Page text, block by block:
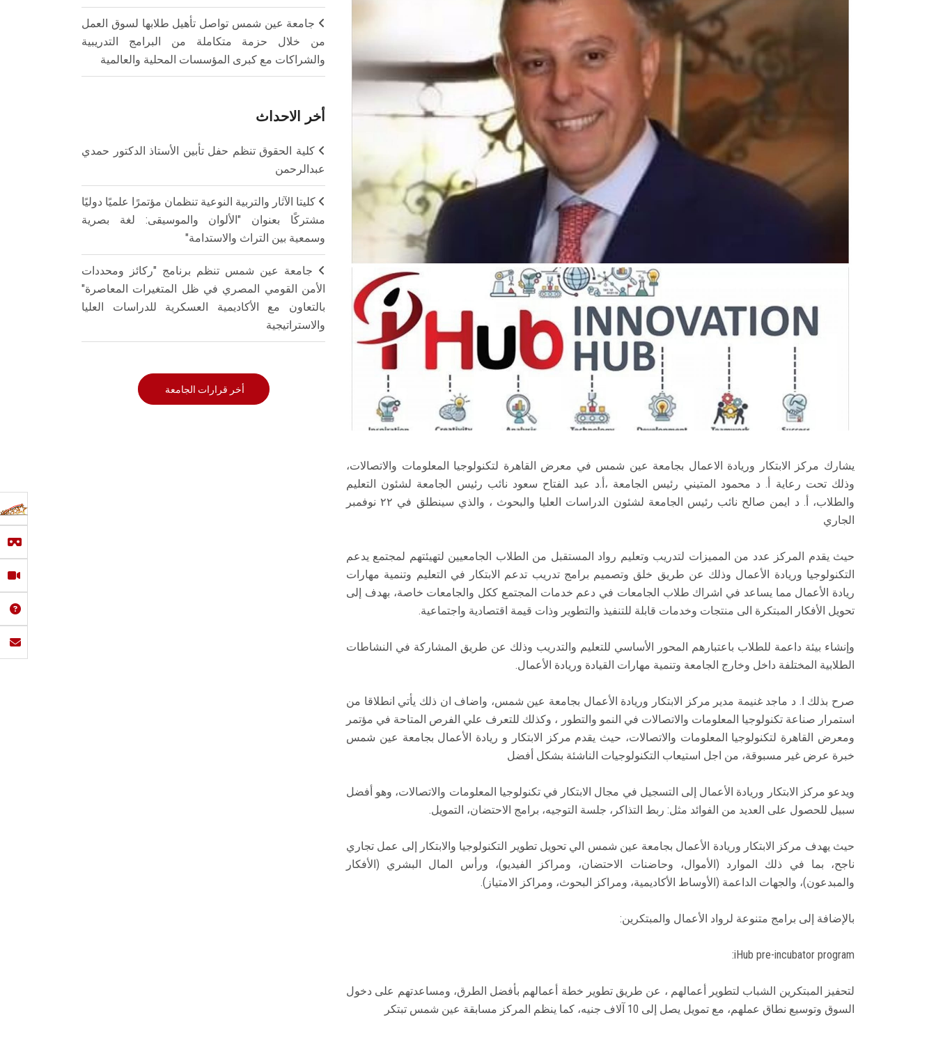
يشارك مركز الابتكار وريادة الاعمال بجامعة عين شمس في معرض القاهرة لتكنولوجيا المعلومات والاتصالات،
وذلك تحت رعاية أ. د محمود المتيني رئيس الجامعة ،أ.د عبد الفتاح سعود نائب رئيس الجامعة لشئون التعليم
والطلاب، أ. د ايمن صالح نائب رئيس الجامعة لشئون الدراسات العليا والبحوث ، والذي سينطلق في ٢٢ نوفمبر
الجاري
حيث يقدم المركز عدد من المميزات لتدريب وتعليم رواد المستقبل من الطلاب الجامعيين لتهيئتهم لمجتمع يدعم
التكنولوجيا وريادة الأعمال وذلك عن طريق خلق وتصميم برامج تدريب تدعم الابتكار في التعليم وتنمية مهارات
ريادة الأعمال مما يساعد في اشراك طلاب الجامعات في دعم خدمات المجتمع ككل والجامعات خاصة، بهدف إلى
تحويل الأفكار المبتكرة الى منتجات وخدمات قابلة للتنفيذ والتطوير وذات قيمة اقتصادية واجتماعية.
وإنشاء بيئة داعمة للطلاب باعتبارهم المحور الأساسي للتعليم والتدريب وذلك عن طريق المشاركة في النشاطات
الطلابية المختلفة داخل وخارج الجامعة وتنمية مهارات القيادة وريادة الأعمال.
صرح بذلك ا. د ماجد غنيمة مدير مركز الابتكار وريادة الأعمال بجامعة عين شمس، واضاف ان ذلك يأتي انطلاقا من
استمرار صناعة تكنولوجيا المعلومات والاتصالات في النمو والتطور ، وكذلك للتعرف علي الفرص المتاحة في مؤتمر
ومعرض القاهرة لتكنولوجيا المعلومات والاتصالات، حيث يقدم مركز الابتكار و ريادة الأعمال بجامعة عين شمس
خبرة عرض غير مسبوقة، من اجل استيعاب التكنولوجيات الناشئة بشكل أفضل
ويدعو مركز الابتكار وريادة الأعمال إلى التسجيل في مجال الابتكار في تكنولوجيا المعلومات والاتصالات، وهو أفضل
سبيل للحصول على العديد من الفوائد مثل: ربط التذاكر، جلسة التوجيه، برامج الاحتضان، التمويل.
حيث يهدف مركز الابتكار وريادة الأعمال بجامعة عين شمس الي تحويل تطوير التكنولوجيا والابتكار إلى عمل تجاري
ناجح، بما في ذلك الموارد (الأموال، وحاضنات الاحتضان، ومراكز الفيديو)، ورأس المال البشري (الأفكار
والمبدعون)، والجهات الداعمة (الأوساط الأكاديمية، ومراكز البحوث، ومراكز الامتياز).
بالإضافة إلى برامج متنوعة لرواد الأعمال والمبتكرين:
iHub pre-incubator program:
لتحفيز المبتكرين الشباب لتطوير أعمالهم ، عن طريق تطوير خطة أعمالهم بأفضل الطرق، ومساعدتهم على دخول
السوق وتوسيع نطاق عملهم، مع تمويل يصل إلى 10 آلاف جنيه، كما ينظم المركز مسابقة عين شمس تبتكر
جامعة عين شمس تواصل تأهيل طلابها لسوق العمل
من خلال حزمة متكاملة من البرامج التدريبية
والشراكات مع كبرى المؤسسات المحلية والعالمية
أخر الاحداث
كلية الحقوق تنظم حفل تأبين الأستاذ الدكتور حمدي
عبدالرحمن
كليتا الآثار والتربية النوعية تنظمان مؤتمرًا علميًا دوليًا
مشتركًا بعنوان "الألوان والموسيقى: لغة بصرية
وسمعية بين التراث والاستدامة"
جامعة عين شمس تنظم برنامج "ركائز ومحددات
الأمن القومي المصري في ظل المتغيرات المعاصرة"
بالتعاون مع الأكاديمية العسكرية للدراسات العليا
والاستراتيجية
أخر قرارات الجامعة